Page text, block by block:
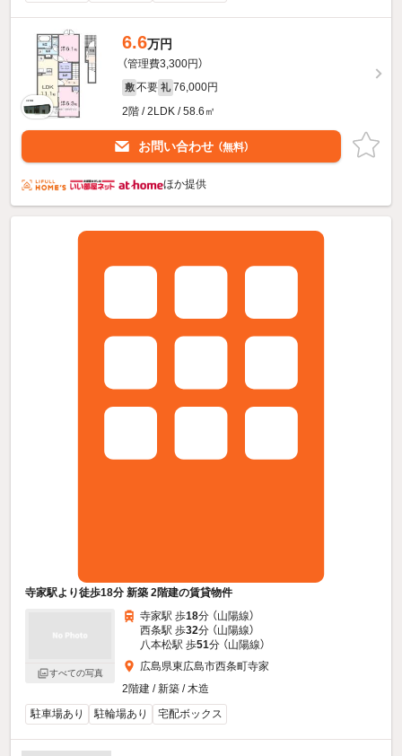
6.6万円
（管理費3,300円）
敷 不要 礼 76,000円
2階 / 2LDK / 58.6㎡
お問い合わせ （無料）
ほか提供
寺家駅より徒歩18分 新築 2階建の賃貸物件
すべての写真
寺家駅 歩18分 （山陽線）
西条駅 歩32分 （山陽線）
八本松駅 歩51分 （山陽線）
広島県東広島市西条町寺家
2階建 / 新築 / 木造
駐車場あり
駐輪場あり 宅配ボックス